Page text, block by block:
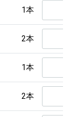
1本
2本
1本
2本